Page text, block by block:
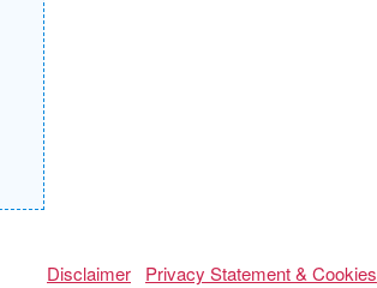
Disclaimer Privacy Statement & Cookies